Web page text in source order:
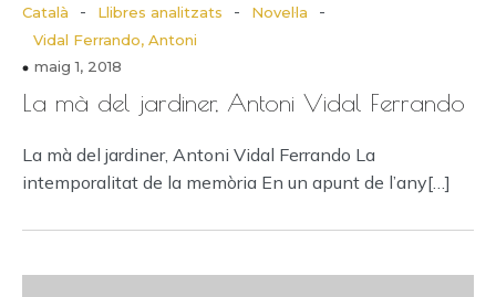
Català - Llibres analitzats - Novel·la -
Vidal Ferrando, Antoni
maig 1, 2018
La mà del jardiner, Antoni Vidal Ferrando
La mà del jardiner, Antoni Vidal Ferrando La
intemporalitat de la memòria En un apunt de l’any[…]